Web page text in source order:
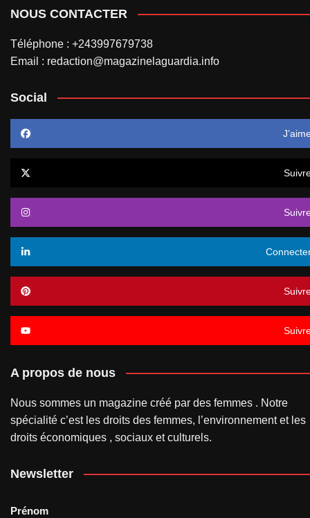
NOUS CONTACTER
Téléphone : +243997679738
Email : redaction@magazinelaguardia.info
Social
A propos de nous
Nous sommes un magazine créé par des femmes . Notre
spécialité c’est les droits des femmes, l’environnement et les
droits économiques , sociaux et culturels.
Newsletter
Prénom